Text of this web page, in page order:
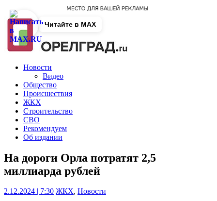
Новости
Видео
Общество
Происшествия
ЖКХ
Строительство
СВО
Рекомендуем
Об издании
На дороги Орла потратят 2,5
миллиарда рублей
2.12.2024 | 7:30 ЖКХ, Новости
Читайте в MAX